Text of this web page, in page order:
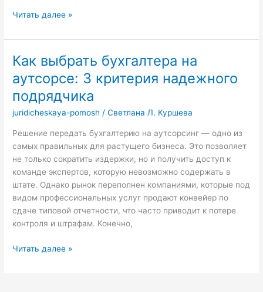
Как
проверяет
что
происходит
за
закрытыми
дверями
Читать далее »
Как выбрать бухгалтера на
аутсорсе: 3 критерия надежного
подрядчика
juridicheskaya-pomosh /Светлана Л. Куршева
Решение передать бухгалтерию на аутсорсинг — одно из
самых правильных для растущего бизнеса. Это позволяет
не только сократить издержки, но и получить доступ к
команде экспертов, которую невозможно содержать в
штате. Однако рынок переполнен компаниями, которые под
видом профессиональных услуг продают конвейер по
сдаче типовой отчетности, что часто приводит к потере
контроля и штрафам. Конечно,
Как
Читать далее »